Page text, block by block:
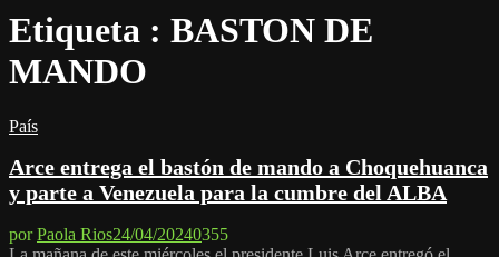
Etiqueta : BASTON DE
MANDO
País
Arce entrega el bastón de mando a Choquehuanca
y parte a Venezuela para la cumbre del ALBA
porPaola Rios24/04/20240355